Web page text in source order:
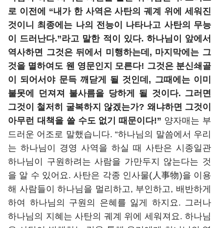
로 이전에 “내가 한 사역은 사탄의 궤계 위에 세워진
것이니 최종에는 나의 전능이 나타나고 사탄의 무능
이 드러난다.”라고 말한 적이 있다. 하나님이 앞에서
역사하면 그것은 뒤에서 미행하는데, 마지막에는 그
것을 멸하여도 웬 영문인지 모른다! 그것은 분신쇄골
이 되어서야 문득 깨닫게 될 것인데, 그때에는 이미
불못에 던져져 불사름을 당하게 될 것이다. 그러면
그것이 철저히 굴복하지 않겠는가? 왜냐하면 그것이
아무런 대책을 쓸 수도 없기 때문이다!” 양자매는 부
드러운 어조로 말했습니다. “하나님의 말씀에서 우리
는 하나님이 경영 사역을 하실 때 사탄은 시종일관
하나님이 구원하려는 사람을 가만두지 않는다는 것
을 알 수 있어요. 사탄은 각종 인사물(人事物)을 이용
해 사람들이 하나님을 멀리하고, 부인하고, 배반하게
하여 하나님의 구원의 은혜를 잃게 하지요. 그러나
하나님의 지혜는 사탄의 궤계 위에 세워져요. 하나님